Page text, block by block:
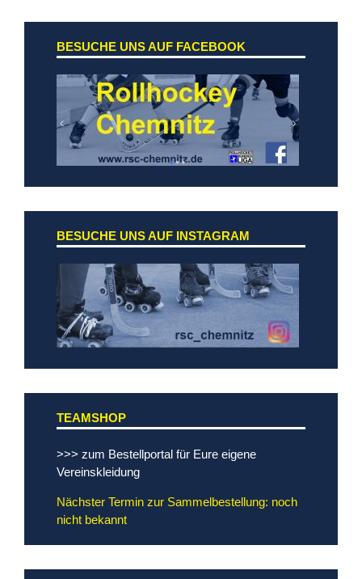
BESUCHE UNS AUF FACEBOOK
BESUCHE UNS AUF INSTAGRAM
TEAMSHOP
>>> zum Bestellportal für Eure eigene
Vereinskleidung
Nächster Termin zur Sammelbestellung: noch
nicht bekannt